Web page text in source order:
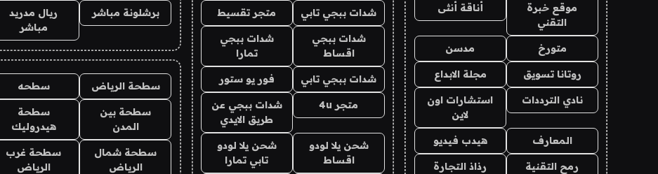
موقع خبرة
التقني
أناقة أنثى
متورخ مدسن
روتانا تسويق مجلة الابداع
نادي الترددات
استشارات اون
لاين
المعارف هيدب فيديو
رمح التقنية رذاذ التجارة
شدات ببجي تابي متجر تقسيط
شدات ببجي
اقساط
شدات ببجي
تمارا
شدات ببجي تابي فور يو ستور
متجر 4u
شدات ببجي عن
طريق الايدي
شحن يلا لودو
اقساط
شحن يلا لودو
تابي تمارا
برشلونة مباشر
ريال مدريد
مباشر
سطحة الرياض سطحه
سطحة بين
المدن
سطحة
هيدروليك
سطحة شمال
الرياض
سطحة غرب
الرياض